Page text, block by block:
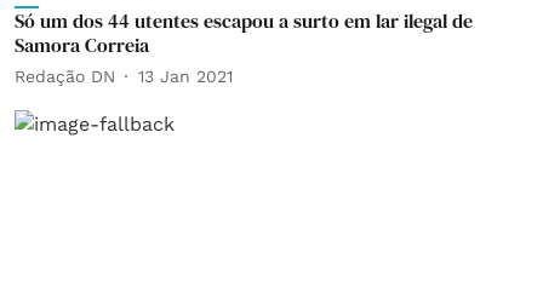
Só um dos 44 utentes escapou a surto em lar ilegal de
Samora Correia
Redação DN 13 Jan 2021